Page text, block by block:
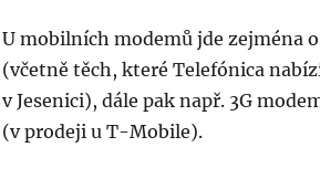
U mobilních modemů jde zejména
(včetně těch, které Telefónica
v Jesenici), dále pak např. 3G
(v prodeji u T-Mobile).